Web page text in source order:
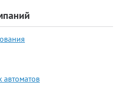
автоматов